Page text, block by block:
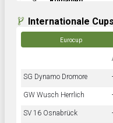
Internationale Cups
Eurocup
SG Dynamo Dromore -
GW Wusch Herrlich -
SV 16 Osnabrück -